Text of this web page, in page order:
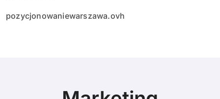
pozycjonowaniewarszawa.ovh